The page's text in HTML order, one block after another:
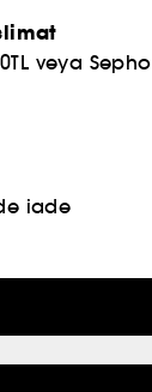
veya
iade